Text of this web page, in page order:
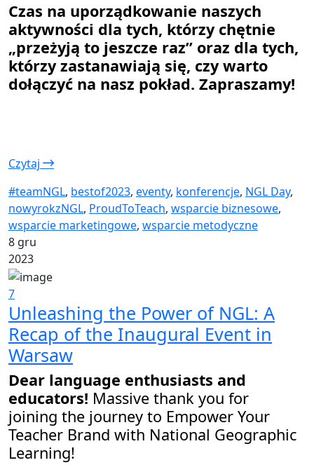
Czas na uporządkowanie naszych
aktywności dla tych, którzy chętnie
„przeżyją to jeszcze raz” oraz dla tych,
którzy zastanawiają się, czy warto
dołączyć na nasz pokład. Zapraszamy!
Czytaj
#teamNGL, bestof2023, eventy, konferencje, NGL Day,
nowyrokzNGL, ProudToTeach, wsparcie biznesowe,
wsparcie marketingowe, wsparcie metodyczne
8 gru
2023
7
Unleashing the Power of NGL: A
Recap of the Inaugural Event in
Warsaw
Dear language enthusiasts and
educators! Massive thank you for
joining the journey to Empower Your
Teacher Brand with National Geographic
Learning!